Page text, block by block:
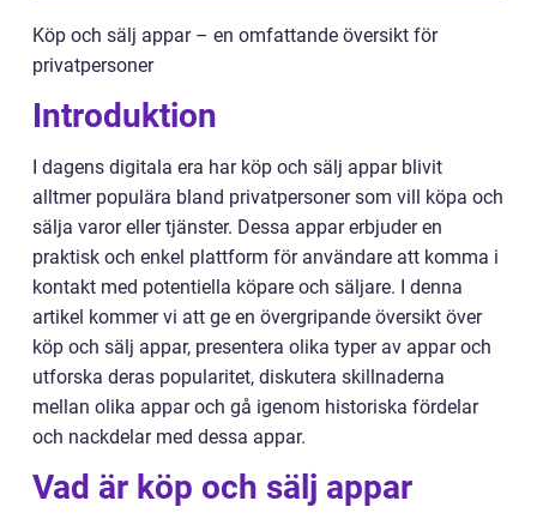
Köp och sälj appar – en omfattande översikt för
privatpersoner
Introduktion
I dagens digitala era har köp och sälj appar blivit
alltmer populära bland privatpersoner som vill köpa och
sälja varor eller tjänster. Dessa appar erbjuder en
praktisk och enkel plattform för användare att komma i
kontakt med potentiella köpare och säljare. I denna
artikel kommer vi att ge en övergripande översikt över
köp och sälj appar, presentera olika typer av appar och
utforska deras popularitet, diskutera skillnaderna
mellan olika appar och gå igenom historiska fördelar
och nackdelar med dessa appar.
Vad är köp och sälj appar